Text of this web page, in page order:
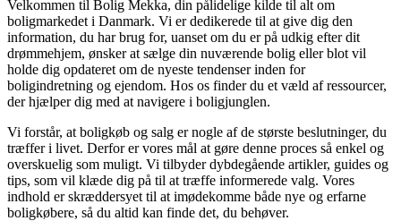
Velkommen til Bolig Mekka, din pålidelige kilde til alt om
boligmarkedet i Danmark. Vi er dedikerede til at give dig den
information, du har brug for, uanset om du er på udkig efter dit
drømmehjem, ønsker at sælge din nuværende bolig eller blot vil
holde dig opdateret om de nyeste tendenser inden for
boligindretning og ejendom. Hos os finder du et væld af ressourcer,
der hjælper dig med at navigere i boligjunglen.
Vi forstår, at boligkøb og salg er nogle af de største beslutninger, du
træffer i livet. Derfor er vores mål at gøre denne proces så enkel og
overskuelig som muligt. Vi tilbyder dybdegående artikler, guides og
tips, som vil klæde dig på til at træffe informerede valg. Vores
indhold er skræddersyet til at imødekomme både nye og erfarne
boligkøbere, så du altid kan finde det, du behøver.